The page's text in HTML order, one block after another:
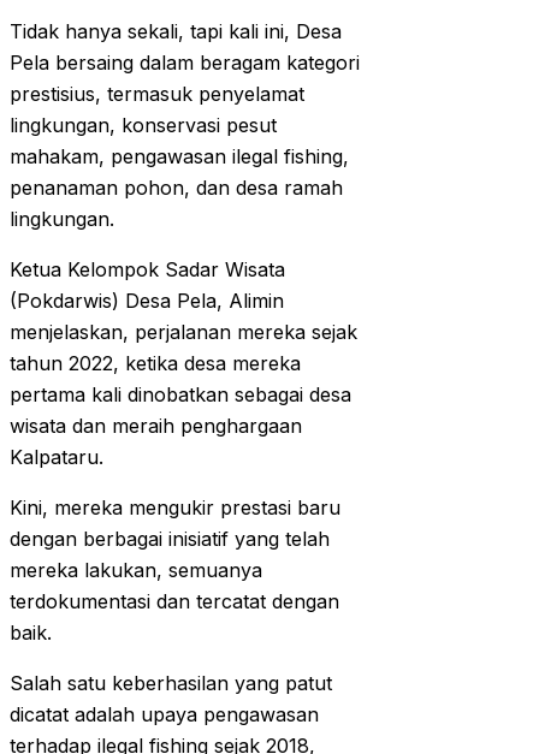
Tidak hanya sekali, tapi kali ini, Desa
Pela bersaing dalam beragam kategori
prestisius, termasuk penyelamat
lingkungan, konservasi pesut
mahakam, pengawasan ilegal fishing,
penanaman pohon, dan desa ramah
lingkungan.
Ketua Kelompok Sadar Wisata
(Pokdarwis) Desa Pela, Alimin
menjelaskan, perjalanan mereka sejak
tahun 2022, ketika desa mereka
pertama kali dinobatkan sebagai desa
wisata dan meraih penghargaan
Kalpataru.
Kini, mereka mengukir prestasi baru
dengan berbagai inisiatif yang telah
mereka lakukan, semuanya
terdokumentasi dan tercatat dengan
baik.
Salah satu keberhasilan yang patut
dicatat adalah upaya pengawasan
terhadap ilegal fishing sejak 2018,